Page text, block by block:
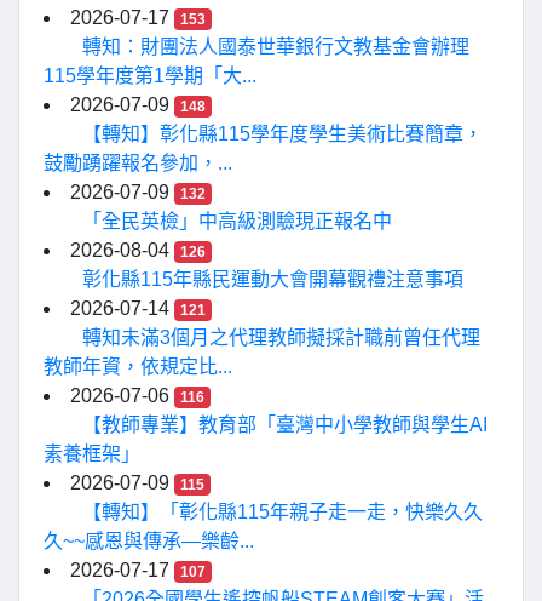
2026-07-17
153
轉知：財團法人國泰世華銀行文教基金會辦理
115學年度第1學期「大...
2026-07-09
148
【轉知】彰化縣115學年度學生美術比賽簡章，
鼓勵踴躍報名參加，...
2026-07-09
132
「全民英檢」中高級測驗現正報名中
2026-08-04
126
彰化縣115年縣民運動大會開幕觀禮注意事項
2026-07-14
121
轉知未滿3個月之代理教師擬採計職前曾任代理
教師年資，依規定比...
2026-07-06
116
【教師專業】教育部「臺灣中小學教師與學生AI
素養框架」
2026-07-09
115
【轉知】「彰化縣115年親子走一走，快樂久久
久~~感恩與傳承—樂齡...
2026-07-17
107